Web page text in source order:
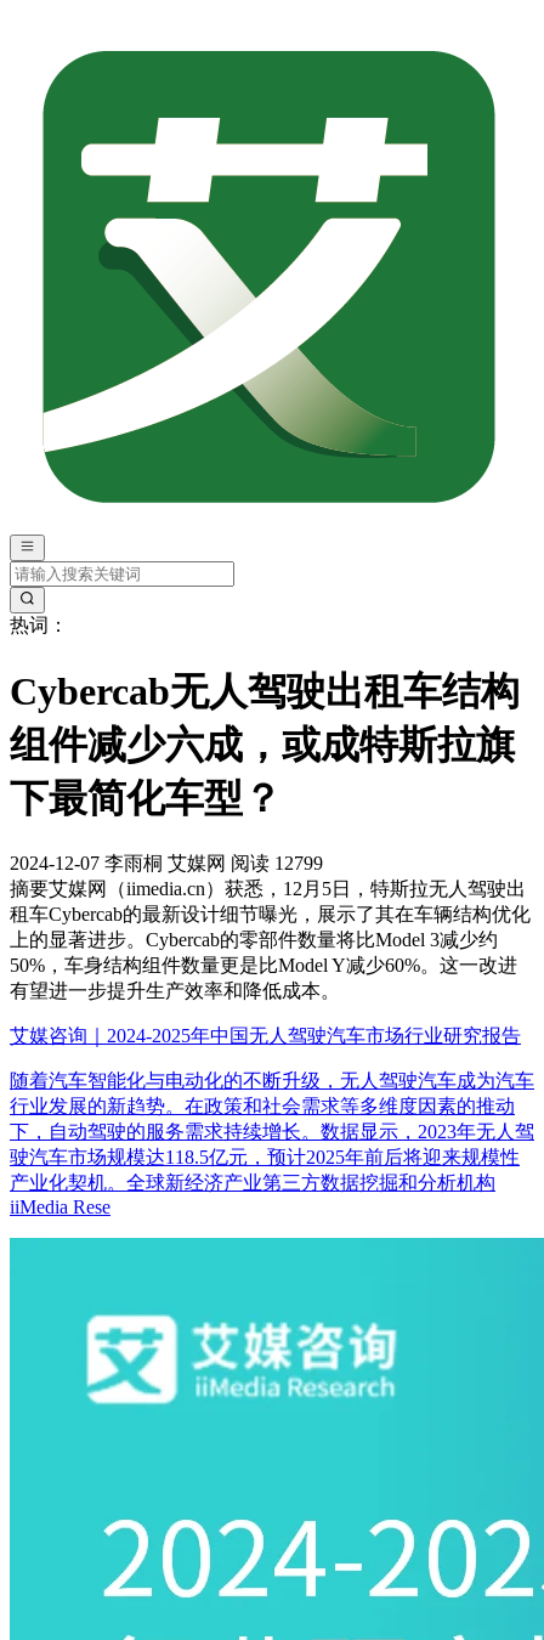
热词：
Cybercab无人驾驶出租车结构
组件减少六成，或成特斯拉旗
下最简化车型？
2024-12-07 李雨桐 艾媒网 阅读 12799
摘要艾媒网（iimedia.cn）获悉，12月5日，特斯拉无人驾驶出
租车Cybercab的最新设计细节曝光，展示了其在车辆结构优化
上的显著进步。Cybercab的零部件数量将比Model 3减少约
50%，车身结构组件数量更是比Model Y减少60%。这一改进
有望进一步提升生产效率和降低成本。
艾媒咨询｜2024-2025年中国无人驾驶汽车市场行业研究报告
随着汽车智能化与电动化的不断升级，无人驾驶汽车成为汽车
行业发展的新趋势。在政策和社会需求等多维度因素的推动
下，自动驾驶的服务需求持续增长。数据显示，2023年无人驾
驶汽车市场规模达118.5亿元，预计2025年前后将迎来规模性
产业化契机。全球新经济产业第三方数据挖掘和分析机构
iiMedia Rese